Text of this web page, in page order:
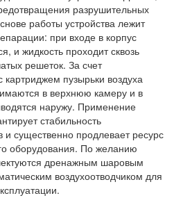
разрушительных
работы устройства лежит
при входе в корпус
и жидкость проходит сквозь
решеток. За счет
картриджем пузырьки воздуха
в верхнюю камеру и в
наружу. Применение
стабильность
и существенно продлевает ресурс
оборудования. По желанию
дренажным шаровым
воздухоотводчиком для